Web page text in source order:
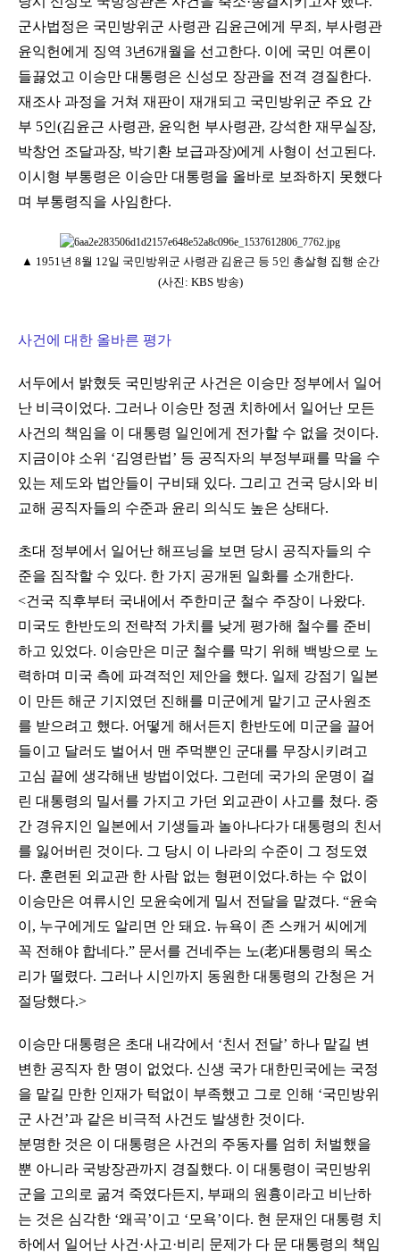
군사법정은 국민방위군 사령관 김윤근에게 무죄, 부사령관
윤익헌에게 징역 3년6개월을 선고한다. 이에 국민 여론이
들끓었고 이승만 대통령은 신성모 장관을 전격 경질한다.
재조사 과정을 거쳐 재판이 재개되고 국민방위군 주요 간
부 5인(김윤근 사령관, 윤익헌 부사령관, 강석한 재무실장,
박창언 조달과장, 박기환 보급과장)에게 사형이 선고된다.
이시형 부통령은 이승만 대통령을 올바로 보좌하지 못했다
며 부통령직을 사임한다.
▲ 1951년 8월 12일 국민방위군 사령관 김윤근 등 5인 총살형 집행 순간
(사진: KBS 방송)
사건에 대한 올바른 평가
서두에서 밝혔듯 국민방위군 사건은 이승만 정부에서 일어
난 비극이었다. 그러나 이승만 정권 치하에서 일어난 모든
사건의 책임을 이 대통령 일인에게 전가할 수 없을 것이다.
지금이야 소위 ‘김영란법’ 등 공직자의 부정부패를 막을 수
있는 제도와 법안들이 구비돼 있다. 그리고 건국 당시와 비
교해 공직자들의 수준과 윤리 의식도 높은 상태다.
초대 정부에서 일어난 해프닝을 보면 당시 공직자들의 수
준을 짐작할 수 있다. 한 가지 공개된 일화를 소개한다.
<건국 직후부터 국내에서 주한미군 철수 주장이 나왔다.
미국도 한반도의 전략적 가치를 낮게 평가해 철수를 준비
하고 있었다. 이승만은 미군 철수를 막기 위해 백방으로 노
력하며 미국 측에 파격적인 제안을 했다. 일제 강점기 일본
이 만든 해군 기지였던 진해를 미군에게 맡기고 군사원조
를 받으려고 했다. 어떻게 해서든지 한반도에 미군을 끌어
들이고 달러도 벌어서 맨 주먹뿐인 군대를 무장시키려고
고심 끝에 생각해낸 방법이었다. 그런데 국가의 운명이 걸
린 대통령의 밀서를 가지고 가던 외교관이 사고를 쳤다. 중
간 경유지인 일본에서 기생들과 놀아나다가 대통령의 친서
를 잃어버린 것이다. 그 당시 이 나라의 수준이 그 정도였
다. 훈련된 외교관 한 사람 없는 형편이었다.하는 수 없이
이승만은 여류시인 모윤숙에게 밀서 전달을 맡겼다. “윤숙
이, 누구에게도 알리면 안 돼요. 뉴욕이 존 스캐거 씨에게
꼭 전해야 합네다.” 문서를 건네주는 노(老)대통령의 목소
리가 떨렸다. 그러나 시인까지 동원한 대통령의 간청은 거
절당했다.>
이승만 대통령은 초대 내각에서 ‘친서 전달’ 하나 맡길 변
변한 공직자 한 명이 없었다. 신생 국가 대한민국에는 국정
을 맡길 만한 인재가 턱없이 부족했고 그로 인해 ‘국민방위
군 사건’과 같은 비극적 사건도 발생한 것이다.
분명한 것은 이 대통령은 사건의 주동자를 엄히 처벌했을
뿐 아니라 국방장관까지 경질했다. 이 대통령이 국민방위
군을 고의로 굶겨 죽였다든지, 부패의 원흉이라고 비난하
는 것은 심각한 ‘왜곡’이고 ‘모욕’이다. 현 문재인 대통령 치
하에서 일어난 사건·사고·비리 문제가 다 문 대통령의 책임